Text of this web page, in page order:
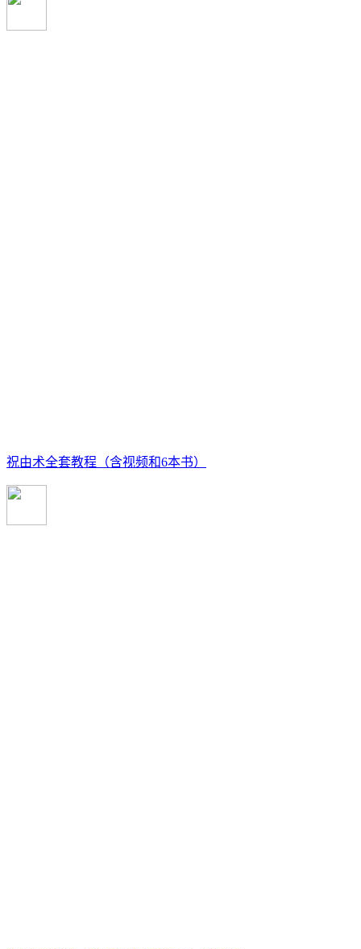
祝由术全套教程（含视频和6本书）